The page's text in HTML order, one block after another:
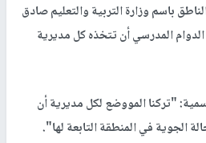
باسم وزارة التربية والتعليم صادق
المدرسي أن تتخذه كل مديرية
"تركنا المووضع لكل مديرية أن
الجوية في المنطقة التابعة لها".